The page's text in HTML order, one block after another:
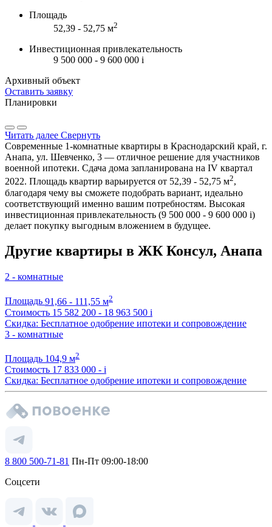
Площадь
52,39 - 52,75 м2
Инвестиционная привлекательность
9 500 000 - 9 600 000 i
Архивный объект
Оставить заявку
Планировки
Читать далее Свернуть
Современные 1-комнатные квартиры в Краснодарский край, г.
Анапа, ул. Шевченко, 3 — отличное решение для участников
военной ипотеки. Сдача дома запланирована на IV квартал
2022. Площадь квартир варьируется от 52,39 - 52,75 м2,
благодаря чему вы сможете подобрать вариант, идеально
соответствующий именно вашим потребностям. Высокая
инвестиционная привлекательность (9 500 000 - 9 600 000 i)
делает покупку выгодным вложением в будущее.
Другие квартиры в ЖК Консул, Анапа
2 - комнатные
Площадь 91,66 - 111,55 м2
Стоимость 15 582 200 - 18 963 500 i
Скидка: Бесплатное одобрение ипотеки и сопровождение
3 - комнатные
Площадь 104,9 м2
Стоимость 17 833 000 - i
Скидка: Бесплатное одобрение ипотеки и сопровождение
8 800 500-71-81 Пн-Пт 09:00-18:00
Соцсети